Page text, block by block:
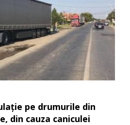
pe drumurile din
din cauza caniculei